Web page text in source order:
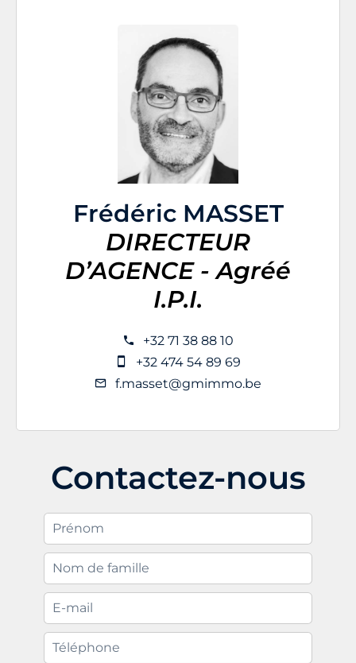
Frédéric MASSET
DIRECTEUR
D’AGENCE - Agréé
I.P.I.
+32 71 38 88 10
+32 474 54 89 69
f.masset@gmimmo.be
Contactez-nous